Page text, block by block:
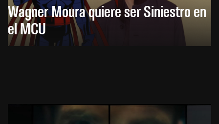
Wagner Moura quiere ser Siniestro en
el MCU